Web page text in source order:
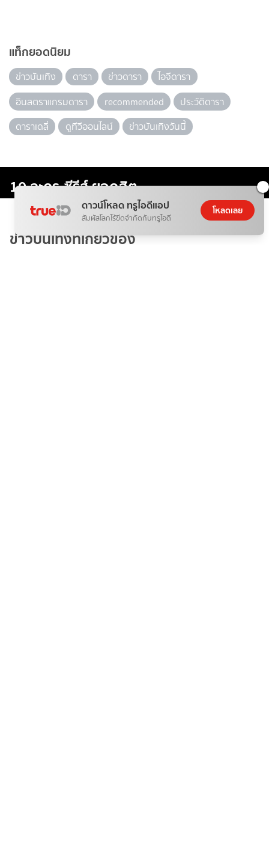
แท็กยอดนิยม
ข่าวบันเทิง ดารา ข่าวดารา
ไอจีดารา
อินสตราแกรมดารา
recommended
ประวัติดารา
ดาราเดลี่
ดูทีวีออนไลน์ ข่าวบันเทิงวันนี้
10 ละคร-ซีรีส์ ยอดฮิต
ข่าวบันเทิงที่เกี่ยวข้อง
ดาวน์โหลด ทรูไอดีแอป
สัมผัสโลกไร้ขีดจำกัดกับทรูไอดี
โหลดเลย